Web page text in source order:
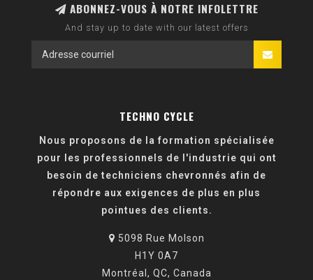
ABONNEZ-VOUS À NOTRE INFOLETTRE
And stay up to date with our latest offers
TECHNO CYCLE
Nous proposons de la formation spécialisée
pour les professionnels de l'industrie qui ont
besoin de techniciens chevronnés afin de
répondre aux exigences de plus en plus
pointues des clients.
5098 Rue Molson
H1Y 0A7
Montréal, QC, Canada